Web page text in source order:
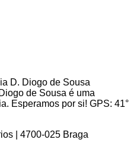
de Sousa é uma
Esperamos por si! GPS: 41°
| 4700-025 Braga